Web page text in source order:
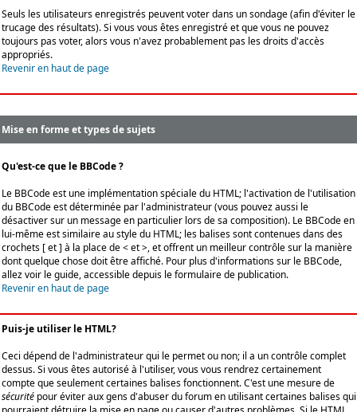
Seuls les utilisateurs enregistrés peuvent voter dans un sondage (afin d'éviter le
trucage des résultats). Si vous vous êtes enregistré et que vous ne pouvez
toujours pas voter, alors vous n'avez probablement pas les droits d'accès
appropriés.
Revenir en haut de page
Mise en forme et types de sujets
Qu'est-ce que le BBCode ?
Le BBCode est une implémentation spéciale du HTML; l'activation de l'utilisation
du BBCode est déterminée par l'administrateur (vous pouvez aussi le
désactiver sur un message en particulier lors de sa composition). Le BBCode en
lui-même est similaire au style du HTML; les balises sont contenues dans des
crochets [ et ] à la place de < et >, et offrent un meilleur contrôle sur la manière
dont quelque chose doit être affiché. Pour plus d'informations sur le BBCode,
allez voir le guide, accessible depuis le formulaire de publication.
Revenir en haut de page
Puis-je utiliser le HTML?
Ceci dépend de l'administrateur qui le permet ou non; il a un contrôle complet
dessus. Si vous êtes autorisé à l'utiliser, vous vous rendrez certainement
compte que seulement certaines balises fonctionnent. C'est une mesure de
sécurité pour éviter aux gens d'abuser du forum en utilisant certaines balises qui